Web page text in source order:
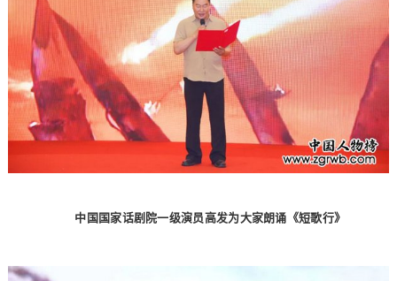
中国国家话剧院一级演员高发为大家朗诵《短歌行》